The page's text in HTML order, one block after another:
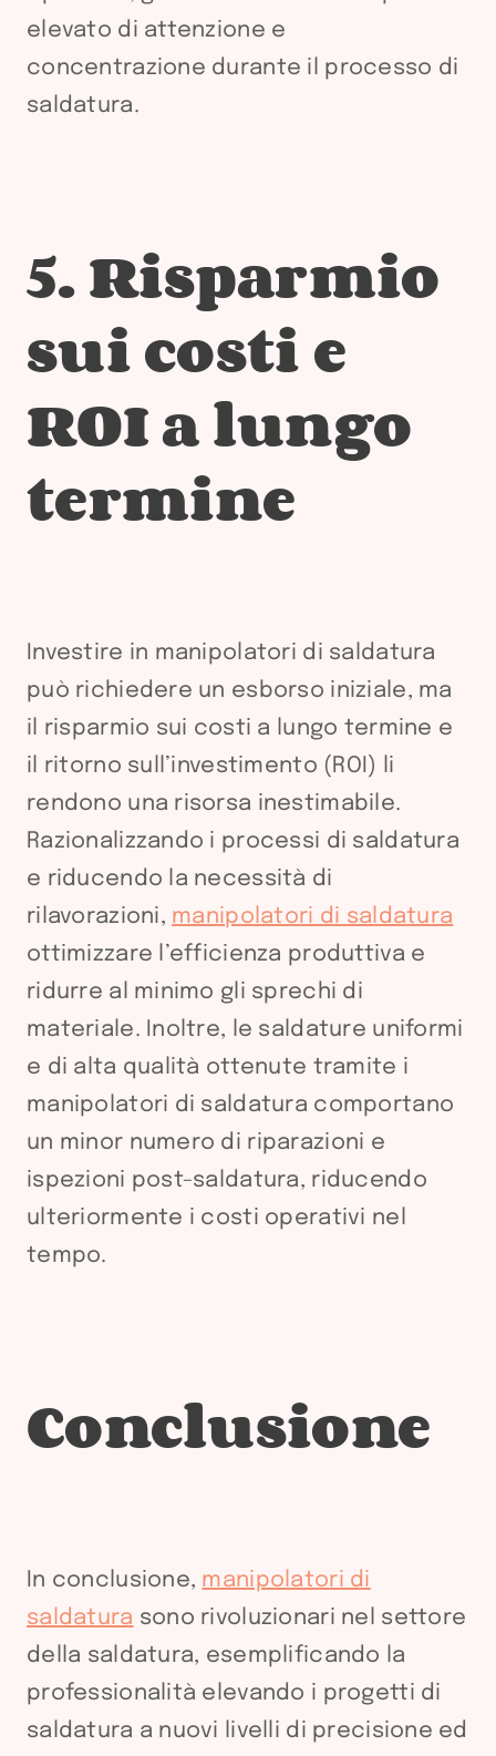
elevato di attenzione e
concentrazione durante il processo di
saldatura.
5. Risparmio
sui costi e
ROI a lungo
termine
Investire in manipolatori di saldatura
può richiedere un esborso iniziale, ma
il risparmio sui costi a lungo termine e
il ritorno sull’investimento (ROI) li
rendono una risorsa inestimabile.
Razionalizzando i processi di saldatura
e riducendo la necessità di
rilavorazioni, manipolatori di saldatura
ottimizzare l’efficienza produttiva e
ridurre al minimo gli sprechi di
materiale. Inoltre, le saldature uniformi
e di alta qualità ottenute tramite i
manipolatori di saldatura comportano
un minor numero di riparazioni e
ispezioni post-saldatura, riducendo
ulteriormente i costi operativi nel
tempo.
Conclusione
In conclusione, manipolatori di
saldatura sono rivoluzionari nel settore
della saldatura, esemplificando la
professionalità elevando i progetti di
saldatura a nuovi livelli di precisione ed